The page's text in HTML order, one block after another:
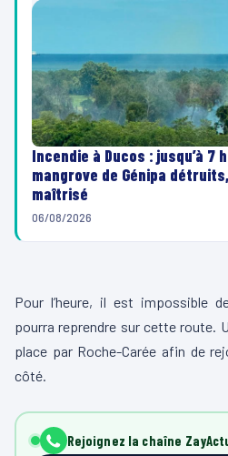
Incendie à Ducos : jusqu’à 7
mangrove de Génipa
maîtrisé
06/08/2026
Pour l’heure, il est impossible
pourra reprendre sur cette route.
place par Roche-Carée afin de
côté.
Rejoignez la chaîne